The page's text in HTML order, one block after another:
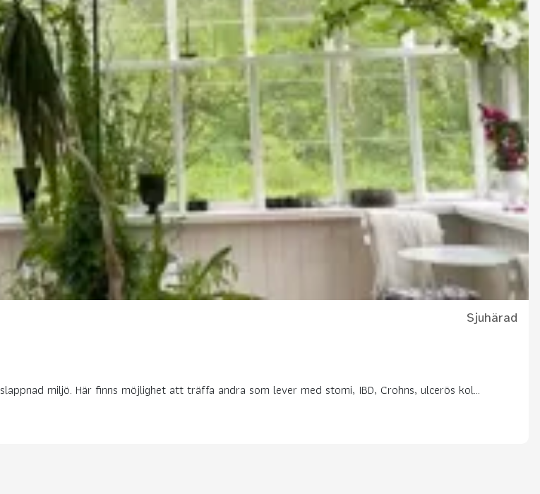
Sjuhärad
miljö. Här finns möjlighet att träffa andra som lever med stomi, IBD, Crohns, ulcerös kol...